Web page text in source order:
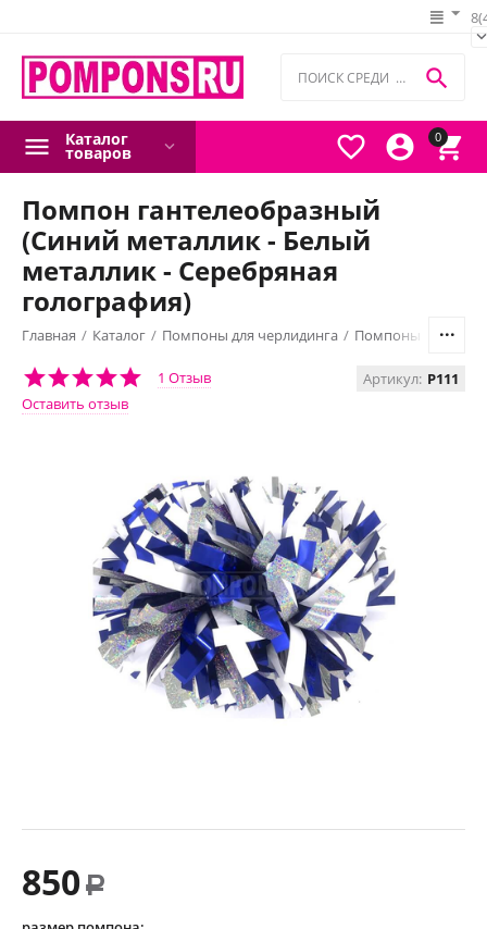
0




Каталог
товаров
Помпон гантелеобразный
(Синий металлик - Белый
металлик - Серебряная
голография)
Главная / Каталог / Помпоны для черлидинга / Помпоны
1 Отзыв
Оставить отзыв
Артикул: P111
850 Р